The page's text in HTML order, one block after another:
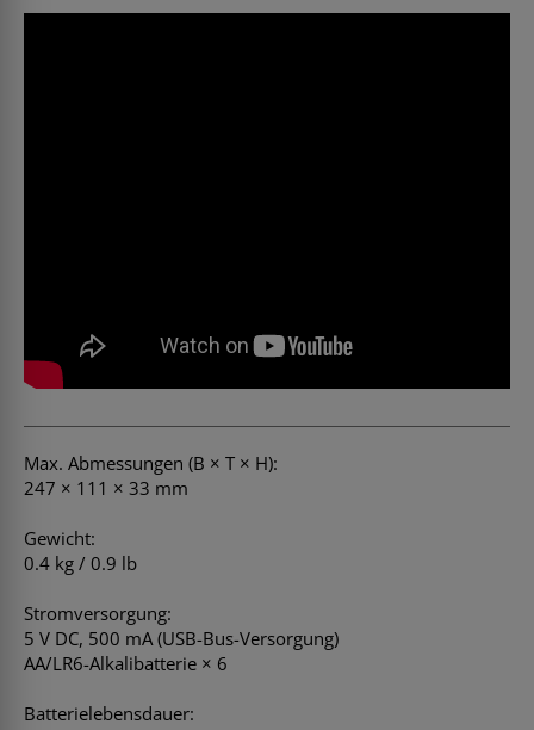
Max. Abmessungen (B × T × H):
247 × 111 × 33 mm
Gewicht:
0.4 kg / 0.9 lb
Stromversorgung:
5 V DC, 500 mA (USB-Bus-Versorgung)
AA/LR6-Alkalibatterie × 6
Batterielebensdauer: